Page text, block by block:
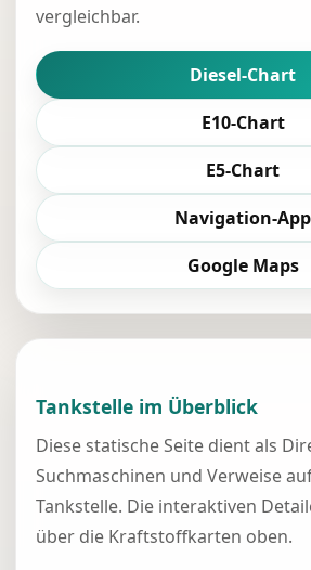
vergleichbar.
Diesel-Chart
E10-Chart
E5-Chart
Navigation-App
Google Maps
Tankstelle im Überblick
Diese statische Seite dient als
Suchmaschinen und Verweise
Tankstelle. Die interaktiven
über die Kraftstoffkarten oben.